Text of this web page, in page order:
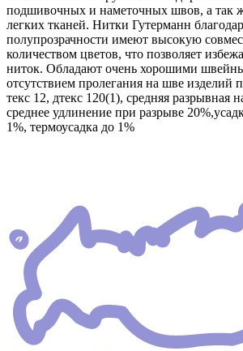
подшивочных и наметочных швов, а так
легких тканей. Нитки Гутерманн
полупрозрачности имеют высокую
количеством цветов, что позволяет
ниток. Обладают очень хорошими
отсутствием пролегания на шве
текс 12, дтекс 120(1), средняя разрывная
среднее удлинение при разрыве
1%, термоусадка до 1%